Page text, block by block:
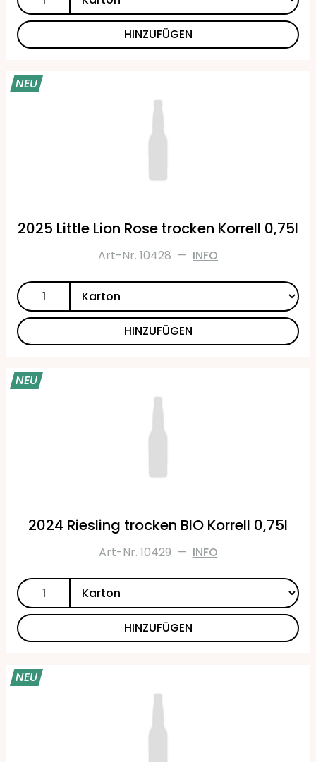
HINZUFÜGEN
NEU
2025 Little Lion Rose trocken Korrell 0,75l
Art-Nr. 10428 — INFO
HINZUFÜGEN
NEU
2024 Riesling trocken BIO Korrell 0,75l
Art-Nr. 10429 — INFO
HINZUFÜGEN
NEU